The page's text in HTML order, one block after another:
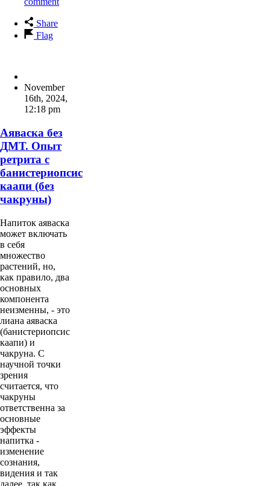
Share
Flag
November
16th, 2024,
12:18 pm
Аяваска без
ДМТ. Опыт
ретрита с
банистериопсис
каапи (без
чакруны)
Напиток аяваска
может включать
в себя
множество
растений, но,
как правило, два
основных
компонента
неизменны, - это
лиана аяваска
(банистериопсис
каапи) и
чакруна. С
научной точки
зрения
считается, что
чакруны
ответственна за
основные
эффекты
напитка -
изменение
сознания,
видения и так
далее, так как